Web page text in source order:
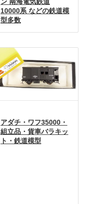
10000系 などの鉄道模
型多数
アダチ・ワフ35000・
組立品・貨車バラキッ
ト・鉄道模型